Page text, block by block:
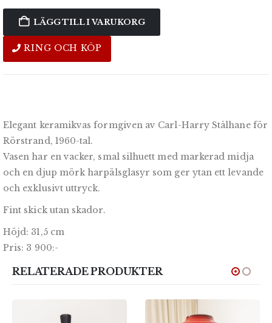
LÄGG TILL I VARUKORG
RING OCH KÖP
Elegant keramikvas formgiven av Carl-Harry Stålhane för
Rörstrand, 1960-tal.
Vasen har en vacker, smal silhuett med markerad midja
och en djup mörk harpäls­glasyr som ger ytan ett levande
och exklusivt uttryck.
Fint skick utan skador.
Höjd: 31,5 cm
Pris: 3 900:-
RELATERADE PRODUKTER